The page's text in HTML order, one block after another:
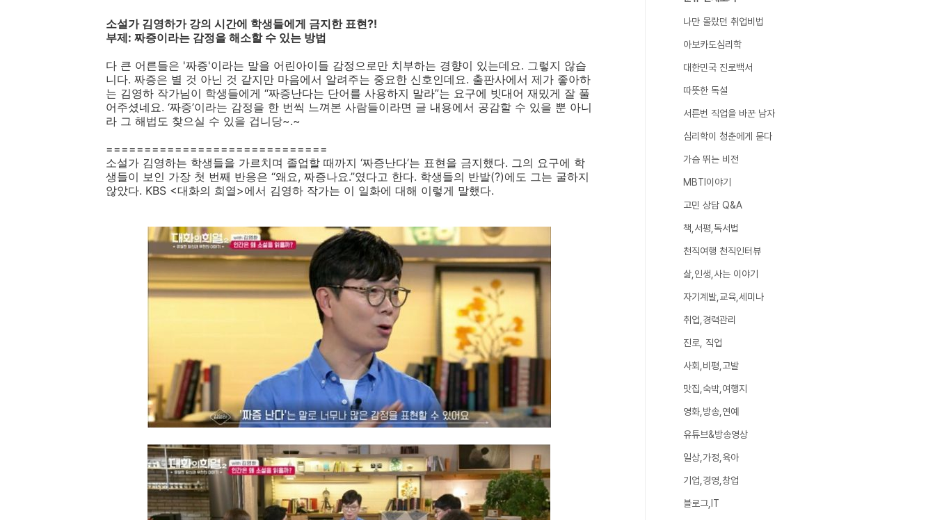
소설가 김영하가 강의 시간에 학생들에게 금지한 표현?!
부제: 짜증이라는 감정을 해소할 수 있는 방법
다 큰 어른들은 '짜증'이라는 말을 어린아이들 감정으로만 치부하는 경향이 있는데요. 그렇지 않습
니다. 짜증은 별 것 아닌 것 같지만 마음에서 알려주는 중요한 신호인데요. 출판사에서 제가 좋아하
는 김영하 작가님이 학생들에게 “짜증난다는 단어를 사용하지 말라”는 요구에 빗대어 재밌게 잘 풀
어주셨네요. ‘짜증’이라는 감정을 한 번씩 느껴본 사람들이라면 글 내용에서 공감할 수 있을 뿐 아니
라 그 해법도 찾으실 수 있을 겁니당~.~
=============================
소설가 김영하는 학생들을 가르치며 졸업할 때까지 ‘짜증난다’는 표현을 금지했다. 그의 요구에 학
생들이 보인 가장 첫 번째 반응은 “왜요, 짜증나요.”였다고 한다. 학생들의 반발(?)에도 그는 굴하지
않았다. KBS <대화의 희열>에서 김영하 작가는 이 일화에 대해 이렇게 말했다.
나만 몰랐던 취업비법
아보카도심리학
대한민국 진로백서
따뜻한 독설
서른번 직업을 바꾼 남자
심리학이 청춘에게 묻다
가슴 뛰는 비전
MBTI이야기
고민 상담 Q&A
책,서평,독서법
천직여행 천직인터뷰
삶,인생,사는 이야기
자기계발,교육,세미나
취업,경력관리
진로, 직업
사회,비평,고발
맛집,숙박,여행지
영화,방송,연예
유튜브&방송영상
일상,가정,육아
기업,경영,창업
블로그,IT